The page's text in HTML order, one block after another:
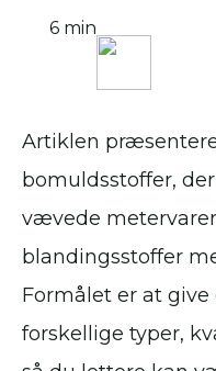
6 min
Artiklen
bomuldsstoffer,
vævede
blandingsstoffer
Formålet er at
forskellige typer,